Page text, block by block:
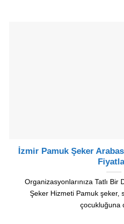
İzmir Pamuk Şeker
Organizasyonlarınıza Tatlı
Şeker Hizmeti Pamuk şeker,
çocukluğuna